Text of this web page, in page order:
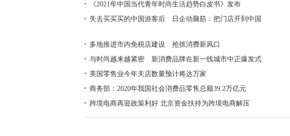
战略合作
《2021年中国当代青年时尚生活趋势白皮书》发布
失去买买买的中国游客后 日企动脑筋：把门店开到中国
多地推进市内免税店建设 抢抓消费新风口
与时尚越来越紧密 新消费品牌在新一线城市中正爆发式
地成长
美国零售业今年关店数量预计将达万家
商务部：2020年我国社会消费品零售总额39.2万亿元
跨境电商再迎政策利好 北京资金扶持为跨境电商解压